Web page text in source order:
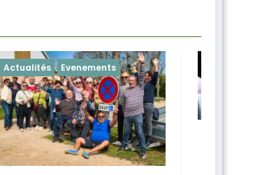
Actualités Chapelle
Les Amis de Lagastet
ont un nouveau